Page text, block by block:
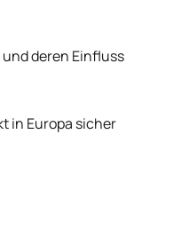
deren Einfluss
in Europa sicher